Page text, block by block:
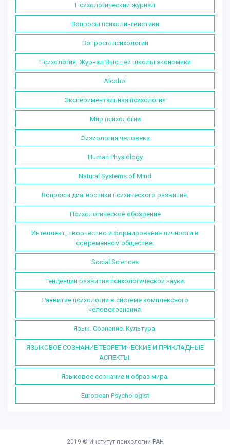
Психологический журнал
Вопросы психолингвистики
Вопросы психологии
Психология. Журнал Высшей школы экономики
Alcohol
Экспериментальная психология
Мир психологии
Физиология человека
Human Physiology
Natural Systems of Mind
Вопросы диагностики психического развития.
Психологическое обозрение
Интеллект, творчество и формирование личности в
современном обществе.
Social Sciences
Тенденции развития психологической науки.
Развитие психологии в системе комплексного
человекознания.
Язык. Сознание. Культура.
ЯЗЫКОВОЕ СОЗНАНИЕ ТЕОРЕТИЧЕСКИЕ И ПРИКЛАДНЫЕ
АСПЕКТЫ.
Языковое сознание и образ мира.
European Psychologist
2019 © Институт психологии РАН